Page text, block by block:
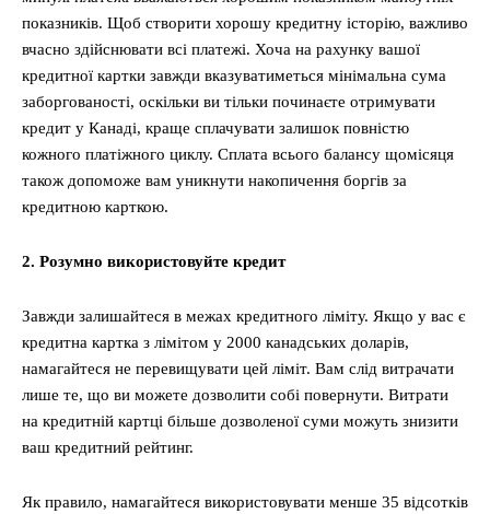
показників. Щоб створити хорошу кредитну історію, важливо
вчасно здійснювати всі платежі. Хоча на рахунку вашої
кредитної картки завжди вказуватиметься мінімальна сума
заборгованості, оскільки ви тільки починаєте отримувати
кредит у Канаді, краще сплачувати залишок повністю
кожного платіжного циклу. Сплата всього балансу щомісяця
також допоможе вам уникнути накопичення боргів за
кредитною карткою.
2. Розумно використовуйте кредит
Завжди залишайтеся в межах кредитного ліміту. Якщо у вас є
кредитна картка з лімітом у 2000 канадських доларів,
намагайтеся не перевищувати цей ліміт. Вам слід витрачати
лише те, що ви можете дозволити собі повернути. Витрати
на кредитній картці більше дозволеної суми можуть знизити
ваш кредитний рейтинг.
Як правило, намагайтеся використовувати менше 35 відсотків